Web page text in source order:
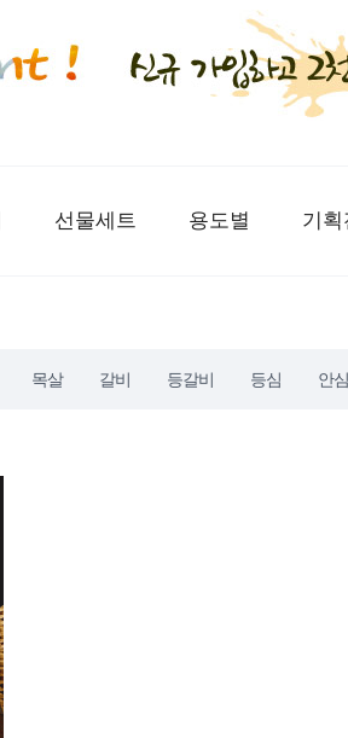
선물세트 용도별 기
목살 갈비 등갈비 등심 안심